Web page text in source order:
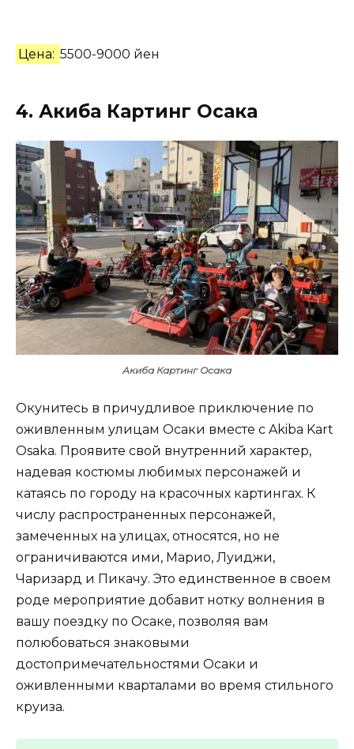
Цена: 5500-9000 йен
4. Акиба Картинг Осака
Акиба Картинг Осака
Окунитесь в причудливое приключение по
оживленным улицам Осаки вместе с Akiba Kart
Osaka. Проявите свой внутренний характер,
надевая костюмы любимых персонажей и
катаясь по городу на красочных картингах. К
числу распространенных персонажей,
замеченных на улицах, относятся, но не
ограничиваются ими, Марио, Луиджи,
Чаризард и Пикачу. Это единственное в своем
роде мероприятие добавит нотку волнения в
вашу поездку по Осаке, позволяя вам
полюбоваться знаковыми
достопримечательностями Осаки и
оживленными кварталами во время стильного
круиза.